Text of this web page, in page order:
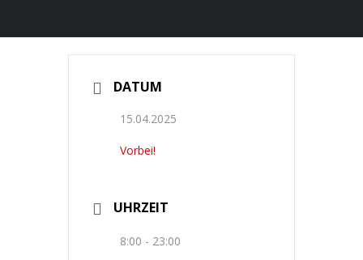
DATUM
15.04.2025
Vorbei!
UHRZEIT
8:00 - 23:00